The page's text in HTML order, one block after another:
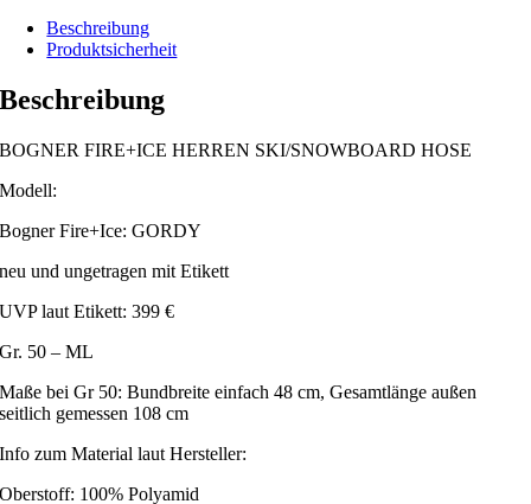
Beschreibung
Produktsicherheit
Beschreibung
BOGNER FIRE+ICE HERREN SKI/SNOWBOARD HOSE
Modell:
Bogner Fire+Ice: GORDY
neu und ungetragen mit Etikett
UVP laut Etikett: 399 €
Gr. 50 – ML
Maße bei Gr 50: Bundbreite einfach 48 cm, Gesamtlänge außen
seitlich gemessen 108 cm
Info zum Material laut Hersteller:
Oberstoff: 100% Polyamid